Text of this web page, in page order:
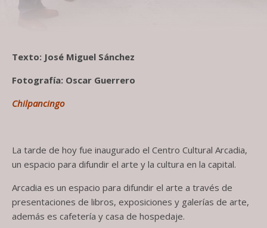
Texto: José Miguel Sánchez
Fotografía: Oscar Guerrero
Chilpancingo
La tarde de hoy fue inaugurado el Centro Cultural Arcadia,
un espacio para difundir el arte y la cultura en la capital.
Arcadia es un espacio para difundir el arte a través de
presentaciones de libros, exposiciones y galerías de arte,
además es cafetería y casa de hospedaje.